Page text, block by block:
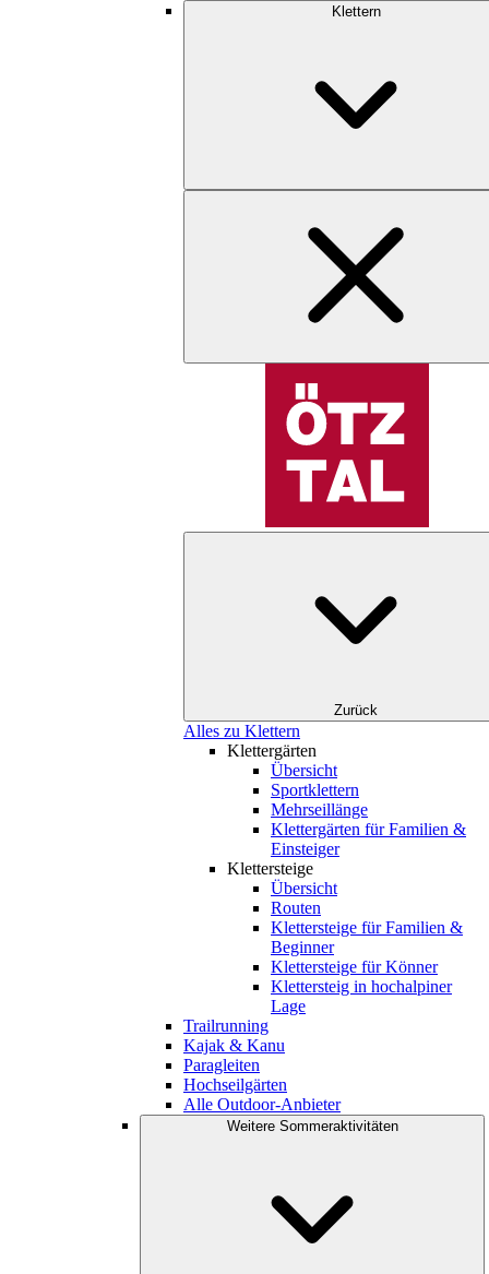
Klettern
Zurück
Alles zu Klettern
Klettergärten
Übersicht
Sportklettern
Mehrseillänge
Klettergärten für Familien &
Einsteiger
Klettersteige
Übersicht
Routen
Klettersteige für Familien &
Beginner
Klettersteige für Könner
Klettersteig in hochalpiner
Lage
Trailrunning
Kajak & Kanu
Paragleiten
Hochseilgärten
Alle Outdoor-Anbieter
Weitere Sommeraktivitäten